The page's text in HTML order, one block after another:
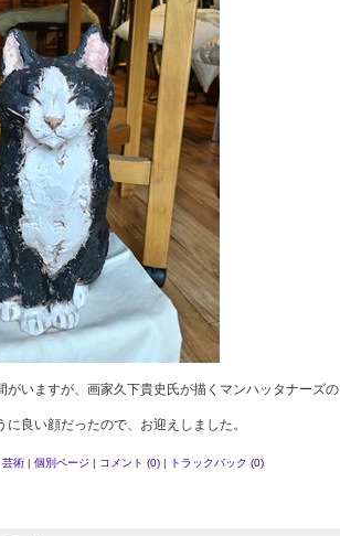
がいますが、画家久下貴史氏が描くマンハッタナーズの
に良い顔だったので、お迎えしました。
芸術 個別ページ コメント (0) トラックバック (0)